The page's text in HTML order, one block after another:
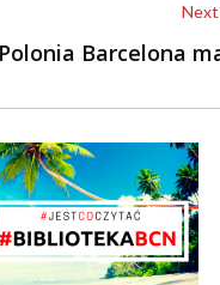
Polonia Barcelona